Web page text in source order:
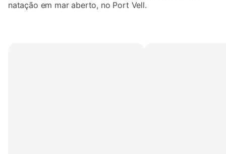
natação em mar aberto, no Port Vell.